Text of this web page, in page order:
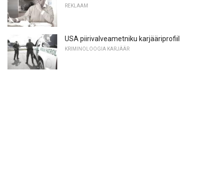
REKLAAM
USA piirivalveametniku karjääriprofiil
KRIMINOLOOGIA KARJÄÄR